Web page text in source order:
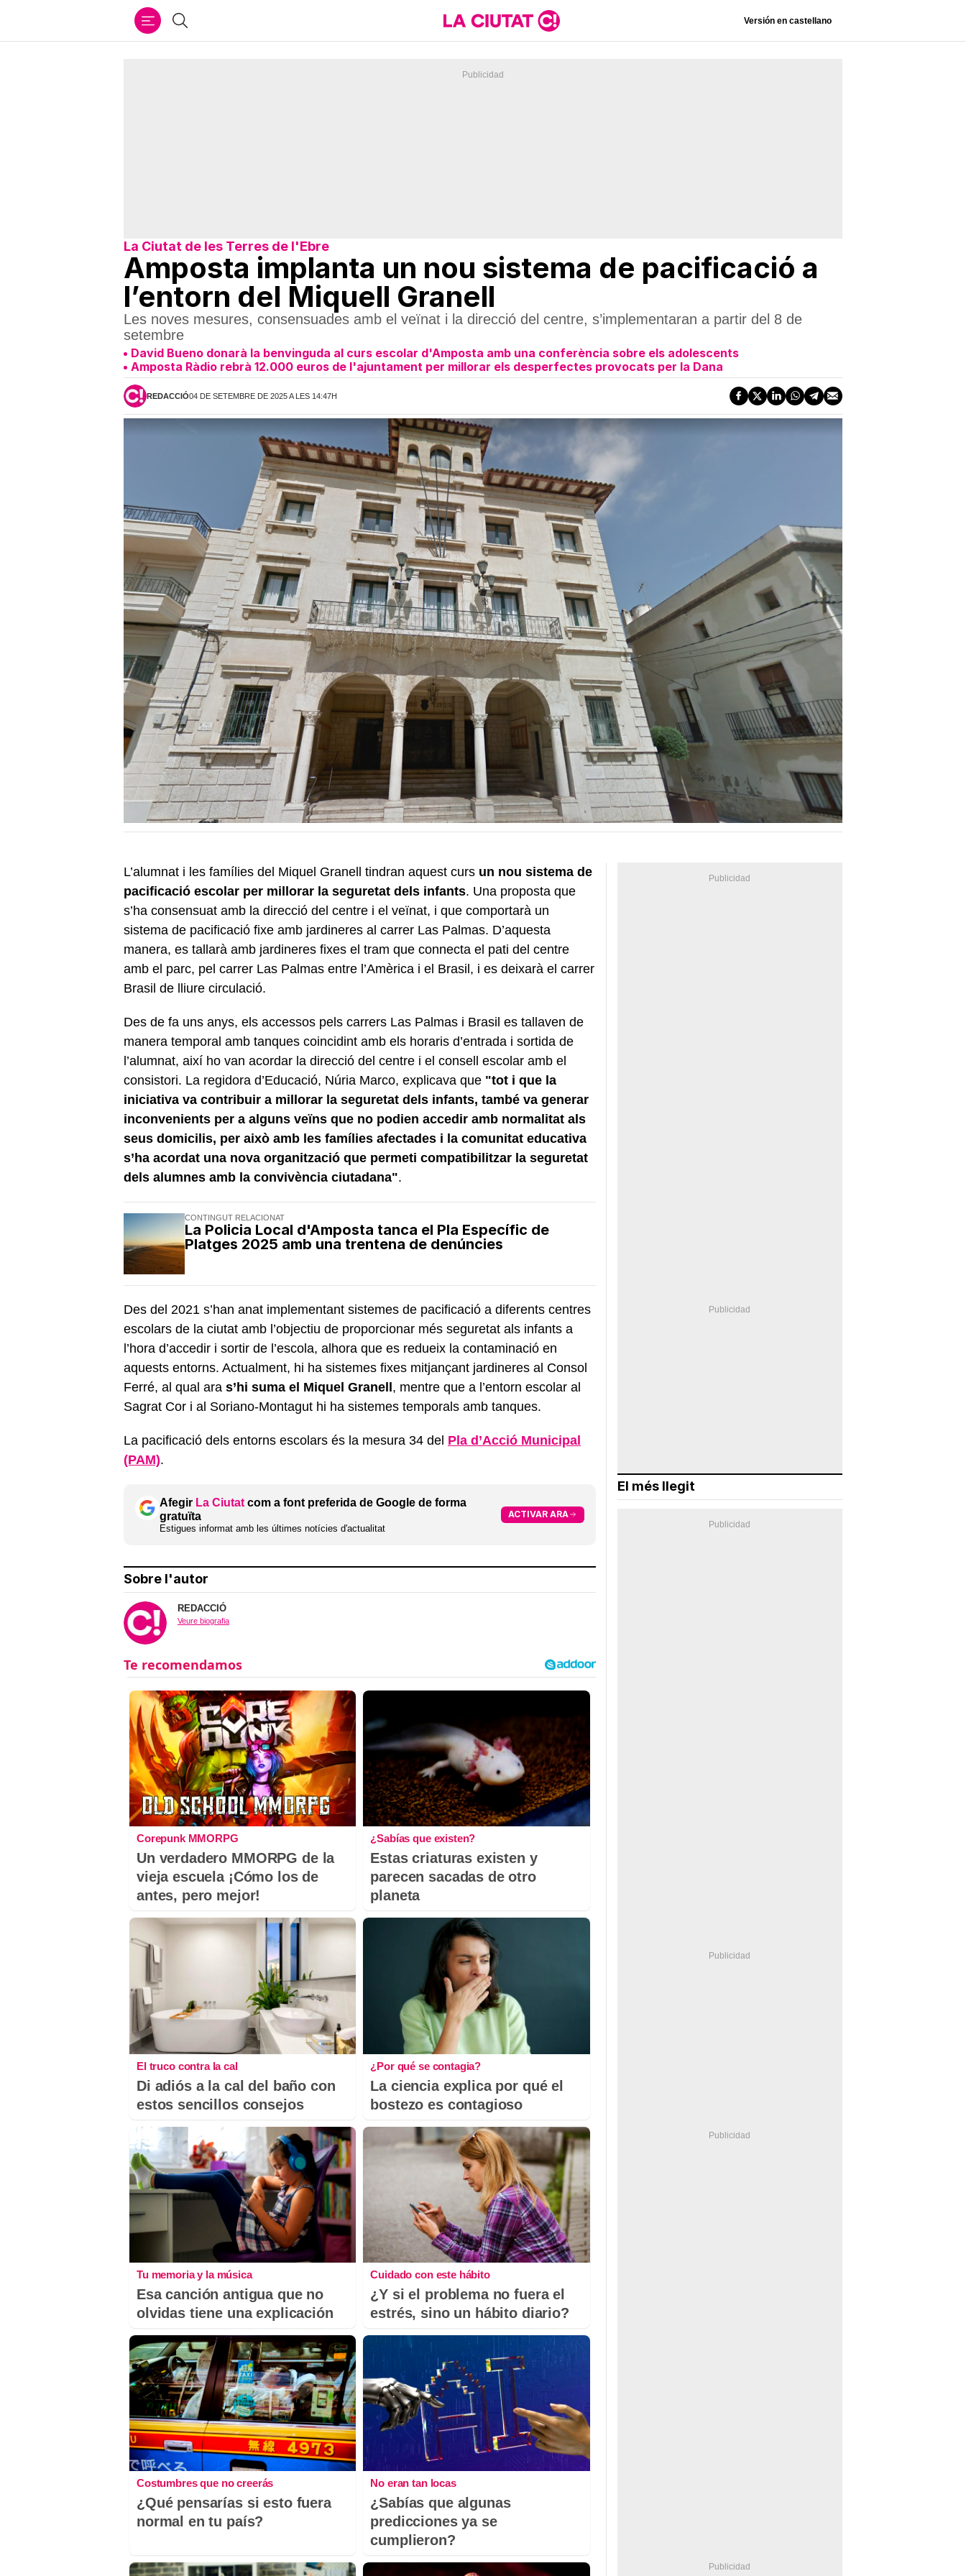
Cercar Versión en castellano
La Ciutat de les Terres de l'Ebre
Amposta implanta un nou sistema de pacificació a
l’entorn del Miquell Granell
Les noves mesures, consensuades amb el veïnat i la direcció del centre, s’implementaran a partir del 8 de
setembre
David Bueno donarà la benvinguda al curs escolar d'Amposta amb una conferència sobre els adolescents
Amposta Ràdio rebrà 12.000 euros de l'ajuntament per millorar els desperfectes provocats per la Dana
REDACCIÓ04 DE SETEMBRE DE 2025 A LES 14:47H
L’alumnat i les famílies del Miquel Granell tindran aquest curs un nou sistema de
pacificació escolar per millorar la seguretat dels infants. Una proposta que
s’ha consensuat amb la direcció del centre i el veïnat, i que comportarà un
sistema de pacificació fixe amb jardineres al carrer Las Palmas. D’aquesta
manera, es tallarà amb jardineres fixes el tram que connecta el pati del centre
amb el parc, pel carrer Las Palmas entre l’Amèrica i el Brasil, i es deixarà el carrer
Brasil de lliure circulació.
Des de fa uns anys, els accessos pels carrers Las Palmas i Brasil es tallaven de
manera temporal amb tanques coincidint amb els horaris d’entrada i sortida de
l’alumnat, així ho van acordar la direcció del centre i el consell escolar amb el
consistori. La regidora d’Educació, Núria Marco, explicava que "tot i que la
iniciativa va contribuir a millorar la seguretat dels infants, també va generar
inconvenients per a alguns veïns que no podien accedir amb normalitat als
seus domicilis, per això amb les famílies afectades i la comunitat educativa
s’ha acordat una nova organització que permeti compatibilitzar la seguretat
dels alumnes amb la convivència ciutadana".
CONTINGUT RELACIONAT
La Policia Local d'Amposta tanca el Pla Específic de
Platges 2025 amb una trentena de denúncies
Des del 2021 s’han anat implementant sistemes de pacificació a diferents centres
escolars de la ciutat amb l’objectiu de proporcionar més seguretat als infants a
l’hora d’accedir i sortir de l’escola, alhora que es redueix la contaminació en
aquests entorns. Actualment, hi ha sistemes fixes mitjançant jardineres al Consol
Ferré, al qual ara s’hi suma el Miquel Granell, mentre que a l’entorn escolar al
Sagrat Cor i al Soriano-Montagut hi ha sistemes temporals amb tanques.
La pacificació dels entorns escolars és la mesura 34 del Pla d’Acció Municipal
(PAM).
Afegir La Ciutat com a font preferida de Google de forma
gratuïta
Estigues informat amb les últimes notícies d'actualitat
ACTIVAR ARA
Sobre l'autor
REDACCIÓ
Veure biografia
Corepunk MMORPG
Un verdadero MMORPG de la
vieja escuela ¡Cómo los de
antes, pero mejor!
¿Sabías que existen?
Estas criaturas existen y
parecen sacadas de otro
planeta
El truco contra la cal
Di adiós a la cal del baño con
estos sencillos consejos
¿Por qué se contagia?
La ciencia explica por qué el
bostezo es contagioso
Tu memoria y la música
Esa canción antigua que no
olvidas tiene una explicación
Cuidado con este hábito
¿Y si el problema no fuera el
estrés, sino un hábito diario?
Costumbres que no creerás
¿Qué pensarías si esto fuera
normal en tu país?
No eran tan locas
¿Sabías que algunas
predicciones ya se
cumplieron?
El més llegit